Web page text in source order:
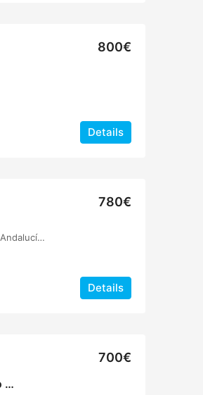
800€
Details
780€
Almuñécar, Comarca de la Costa Granadina, Granada, Andalucía, España
Details
Elegancia y confort frente al mar en el Paseo de Velilla
700€